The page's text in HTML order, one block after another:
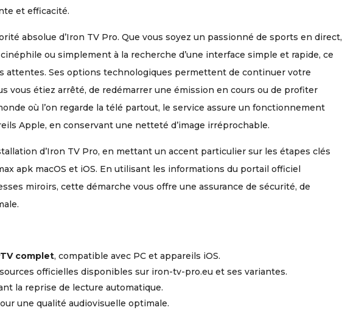
et efficacité.
absolue d’Iron TV Pro. Que vous soyez un passionné de sports en direct,
ou simplement à la recherche d’une interface simple et rapide, ce
attentes. Ses options technologiques permettent de continuer votre
vous étiez arrêté, de redémarrer une émission en cours ou de profiter
où l’on regarde la télé partout, le service assure un fonctionnement
Apple, en conservant une netteté d’image irréprochable.
d’Iron TV Pro, en mettant un accent particulier sur les étapes clés
apk macOS et iOS. En utilisant les informations du portail officiel
miroirs, cette démarche vous offre une assurance de sécurité, de
complet, compatible avec PC et appareils iOS.
officielles disponibles sur iron-tv-pro.eu et ses variantes.
la reprise de lecture automatique.
une qualité audiovisuelle optimale.